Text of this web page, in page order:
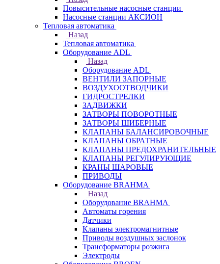
Повысительные насосные станции
Насосные станции АКСИОН
Тепловая автоматика
Назад
Тепловая автоматика
Оборудование ADL
Назад
Оборудование ADL
ВЕНТИЛИ ЗАПОРНЫЕ
ВОЗДУХООТВОДЧИКИ
ГИДРОСТРЕЛКИ
ЗАДВИЖКИ
ЗАТВОРЫ ПОВОРОТНЫЕ
ЗАТВОРЫ ШИБЕРНЫЕ
КЛАПАНЫ БАЛАНСИРОВОЧНЫЕ
КЛАПАНЫ ОБРАТНЫЕ
КЛАПАНЫ ПРЕДОХРАНИТЕЛЬНЫЕ
КЛАПАНЫ РЕГУЛИРУЮЩИЕ
КРАНЫ ШАРОВЫЕ
ПРИВОДЫ
Оборудование BRAHMA
Назад
Оборудование BRAHMA
Автоматы горения
Датчики
Клапаны электромагнитные
Приводы воздушных заслонок
Трансформаторы розжига
Электроды